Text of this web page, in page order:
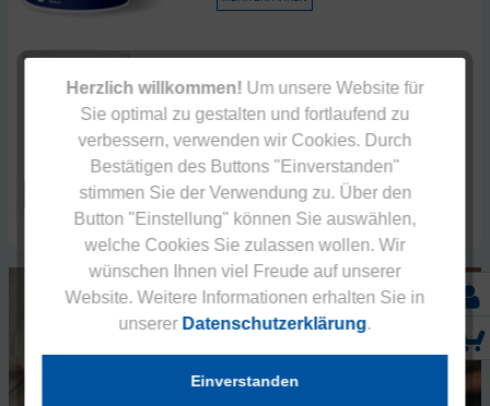
Herzlich willkommen! Um unsere Website für
Sie optimal zu gestalten und fortlaufend zu
verbessern, verwenden wir Cookies. Durch
Bestätigen des Buttons "Einverstanden"
stimmen Sie der Verwendung zu. Über den
Button "Einstellung" können Sie auswählen,
welche Cookies Sie zulassen wollen. Wir
wünschen Ihnen viel Freude auf unserer
Website. Weitere Informationen erhalten Sie in
unserer Datenschutzerklärung.
Einverstanden
Gewichtsreduktion
Eucell Grana
MEHR ERFAHREN